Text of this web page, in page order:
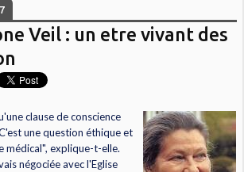
Veil : un etre vivant des
clause de conscience
une question éthique et
médical", explique-t-elle.
négociée avec l'Eglise